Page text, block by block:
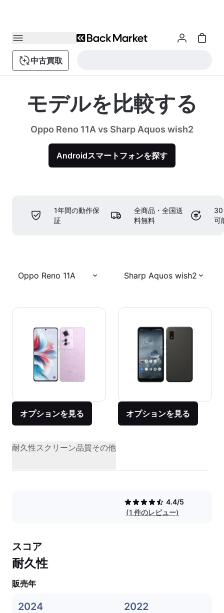
中古買取
モデルを比較する
Oppo Reno 11A vs Sharp Aquos wish2
Androidスマートフォンを探す
1年間の動作保
証
全商品・全国送
料無料
30
可
Oppo Reno 11A Sharp Aquos wish2
オプションを見る オプションを見る
耐久性スクリーン品質その他
4.4/5
(1 件のレビュー)
スコア
耐久性
販売年
2024 2022